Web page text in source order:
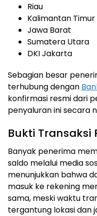
Riau
Kalimantan Timur
Jawa Barat
Sumatera Utara
DKI Jakarta
Sebagian besar
terhubung dengan
konfirmasi resmi dari
penyaluran ini secara
Bukti Transaksi
Banyak penerima
saldo melalui media
menunjukkan bahwa
masuk ke rekening
sama, meski waktu
tergantung lokasi dan